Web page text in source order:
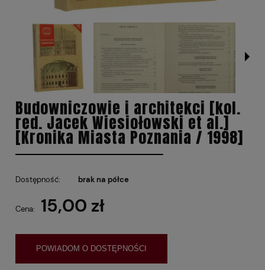
Budowniczowie i architekci [kol.
red. Jacek Wiesiołowski et al.]
[Kronika Miasta Poznania / 1998]
Dostępność: brak na półce
Cena: 15,00 zł
POWIADOM O DOSTĘPNOŚCI